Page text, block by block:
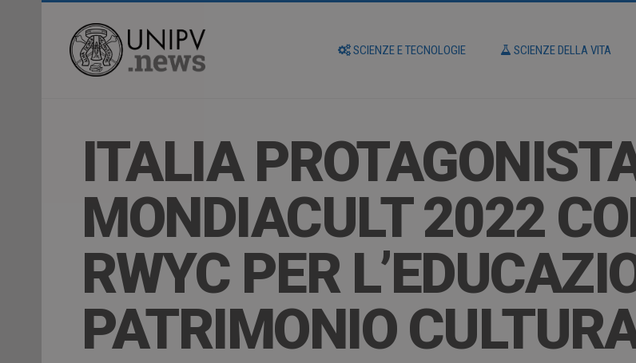
SCIENZE E TECNOLOGIE SCIENZE DELLA VITA
ITALIA
MONDIACULT 2022
RWYC PER
PATRIMONIO